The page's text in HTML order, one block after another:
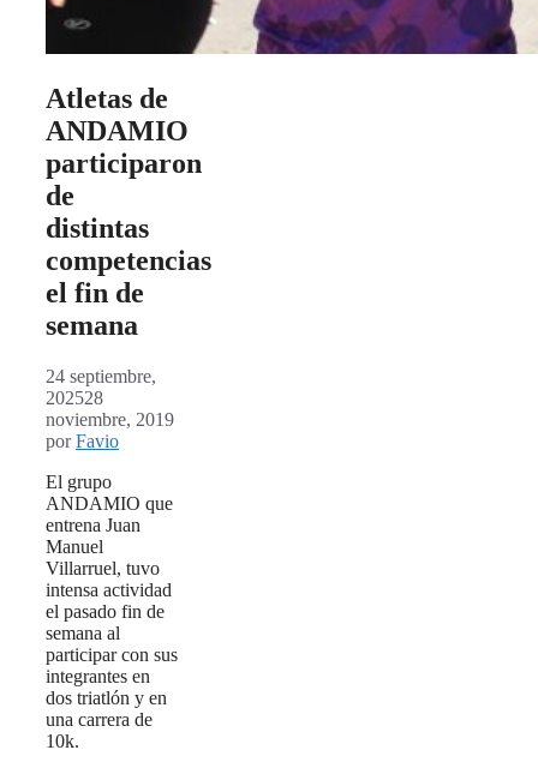
Atletas de
ANDAMIO
participaron
de
distintas
competencias
el fin de
semana
24 septiembre,
202528
noviembre, 2019
porFavio
El grupo
ANDAMIO que
entrena Juan
Manuel
Villarruel, tuvo
intensa actividad
el pasado fin de
semana al
participar con sus
integrantes en
dos triatlón y en
una carrera de
10k.